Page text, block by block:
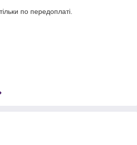
по передоплаті.